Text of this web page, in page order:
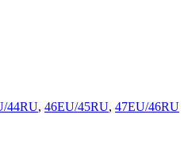
44RU, 46EU/45RU, 47EU/46RU